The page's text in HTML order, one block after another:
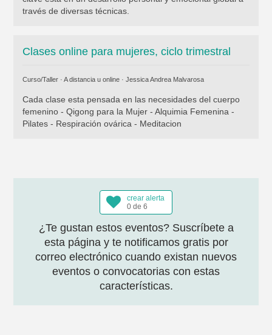
través de diversas técnicas.
Clases online para mujeres, ciclo trimestral
Curso/Taller · A distancia u online · Jessica Andrea Malvarosa
Cada clase esta pensada en las necesidades del cuerpo
femenino - Qigong para la Mujer - Alquimia Femenina -
Pilates - Respiración ovárica - Meditacion
crear alerta
0 de 6
¿Te gustan estos eventos? Suscríbete a
esta página y te notificamos gratis por
correo electrónico cuando existan nuevos
eventos o convocatorias con estas
características.